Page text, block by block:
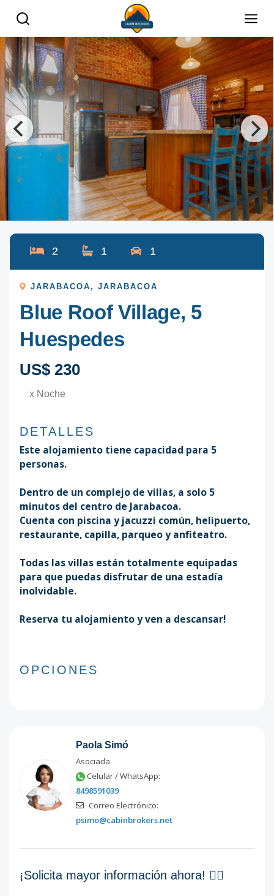
2 1 1
JARABACOA ,JARABACOA
Blue Roof Village, 5
Huespedes
US$ 230
x Noche
DETALLES
Este alojamiento tiene capacidad para 5
personas.
Dentro de un complejo de villas, a solo 5
minutos del centro de Jarabacoa.
Cuenta con piscina y jacuzzi común, helipuerto,
restaurante, capilla, parqueo y anfiteatro.
Todas las villas están totalmente equipadas
para que puedas disfrutar de una estadía
inolvidable.
Reserva tu alojamiento y ven a descansar!
OPCIONES
Paola Simó
Asociada
Celular / WhatsApp:
8498591039
Correo Electrónico:
psimo@cabinbrokers.net
¡Solicita mayor información ahora! 👇🏽